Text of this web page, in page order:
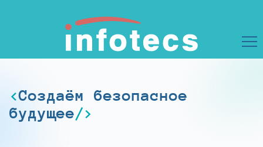
Создаём безопасное
будущее